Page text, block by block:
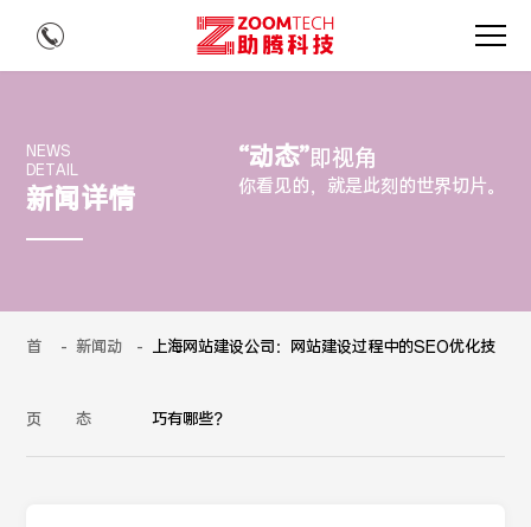
NEWS
DETAIL
新闻详情
“动态”即视角
你看见的，就是此刻的世界切片。
首
页
- 新闻动
态
- 上海网站建设公司：网站建设过程中的SEO优化技
巧有哪些？